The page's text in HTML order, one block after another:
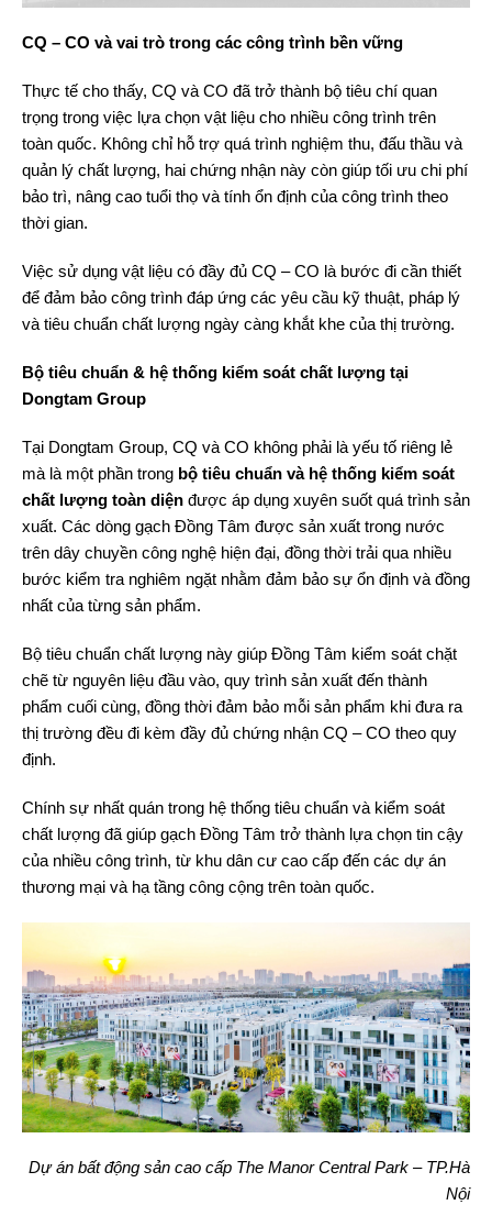
CQ – CO và vai trò trong các công trình bền vững
Thực tế cho thấy, CQ và CO đã trở thành bộ tiêu chí quan
trọng trong việc lựa chọn vật liệu cho nhiều công trình trên
toàn quốc. Không chỉ hỗ trợ quá trình nghiệm thu, đấu thầu và
quản lý chất lượng, hai chứng nhận này còn giúp tối ưu chi phí
bảo trì, nâng cao tuổi thọ và tính ổn định của công trình theo
thời gian.
Việc sử dụng vật liệu có đầy đủ CQ – CO là bước đi cần thiết
để đảm bảo công trình đáp ứng các yêu cầu kỹ thuật, pháp lý
và tiêu chuẩn chất lượng ngày càng khắt khe của thị trường.
Bộ tiêu chuẩn & hệ thống kiểm soát chất lượng tại
Dongtam Group
Tại Dongtam Group, CQ và CO không phải là yếu tố riêng lẻ
mà là một phần trong bộ tiêu chuẩn và hệ thống kiểm soát
chất lượng toàn diện được áp dụng xuyên suốt quá trình sản
xuất. Các dòng gạch Đồng Tâm được sản xuất trong nước
trên dây chuyền công nghệ hiện đại, đồng thời trải qua nhiều
bước kiểm tra nghiêm ngặt nhằm đảm bảo sự ổn định và đồng
nhất của từng sản phẩm.
Bộ tiêu chuẩn chất lượng này giúp Đồng Tâm kiểm soát chặt
chẽ từ nguyên liệu đầu vào, quy trình sản xuất đến thành
phẩm cuối cùng, đồng thời đảm bảo mỗi sản phẩm khi đưa ra
thị trường đều đi kèm đầy đủ chứng nhận CQ – CO theo quy
định.
Chính sự nhất quán trong hệ thống tiêu chuẩn và kiểm soát
chất lượng đã giúp gạch Đồng Tâm trở thành lựa chọn tin cậy
của nhiều công trình, từ khu dân cư cao cấp đến các dự án
thương mại và hạ tầng công cộng trên toàn quốc.
Dự án bất động sản cao cấp The Manor Central Park – TP.Hà
Nội